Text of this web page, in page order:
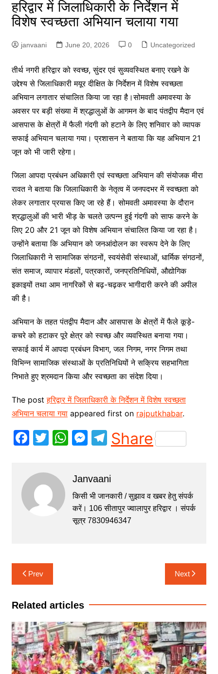
हरिद्वार में जिलाधिकारी के निर्देशन में
विशेष स्वच्छता अभियान चलाया गया
janvaani June 20, 2026 0 Uncategorized
तीर्थ नगरी हरिद्वार को स्वच्छ, सुंदर एवं सुव्यवस्थित बनाए रखने के
उद्देश्य से जिलाधिकारी मयूर दीक्षित के निर्देशन में विशेष स्वच्छता
अभियान लगातार संचालित किया जा रहा है।सोमवती अमावस्या के
अवसर पर बड़ी संख्या में श्रद्धालुओं के आगमन के बाद पंतद्वीप मैदान एवं
आसपास के क्षेत्रों में फैली गंदगी को हटाने के लिए शनिवार को व्यापक
सफाई अभियान चलाया गया। प्रशासन ने बताया कि यह अभियान 21
जून को भी जारी रहेगा।
जिला आपदा प्रबंधन अधिकारी एवं स्वच्छता अभियान की संयोजक मीरा
रावत ने बताया कि जिलाधिकारी के नेतृत्व में जनपदभर में स्वच्छता को
लेकर लगातार प्रयास किए जा रहे हैं। सोमवती अमावस्या के दौरान
श्रद्धालुओं की भारी भीड़ के चलते उत्पन्न हुई गंदगी को साफ करने के
लिए 20 और 21 जून को विशेष अभियान संचालित किया जा रहा है।
उन्होंने बताया कि अभियान को जनआंदोलन का स्वरूप देने के लिए
जिलाधिकारी ने सामाजिक संगठनों, स्वयंसेवी संस्थाओं, धार्मिक संगठनों,
संत समाज, व्यापार मंडलों, पत्रकारों, जनप्रतिनिधियों, औद्योगिक
इकाइयों तथा आम नागरिकों से बढ़-चढ़कर भागीदारी करने की अपील
की है।
अभियान के तहत पंतद्वीप मैदान और आसपास के क्षेत्रों में फैले कूड़े-
कचरे को हटाकर पूरे क्षेत्र को स्वच्छ और व्यवस्थित बनाया गया।
सफाई कार्य में आपदा प्रबंधन विभाग, जल निगम, नगर निगम तथा
विभिन्न सामाजिक संस्थाओं के प्रतिनिधियों ने सक्रिय सहभागिता
निभाते हुए श्रमदान किया और स्वच्छता का संदेश दिया।
The postहरिद्वार में जिलाधिकारी के निर्देशन में विशेष स्वच्छता
अभियान चलाया गयाappeared first on rajputkhabar.
F
c
e
b
o
T
itt
er
W
s
A
p
p
M
s
e
n
T
el
gr
a
m
Share
Janvaani
किसी भी जानकारी / सुझाव व खबर हेतु संपर्क
करें। 106 सीतापुर ज्वालापुर हरिद्वार । संपर्क
सूत्र 7830946347
Post
navigation
Prev Next
Related articles